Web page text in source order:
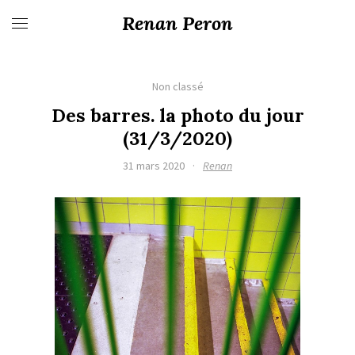
Renan Peron
Non classé
Des barres. la photo du jour
(31/3/2020)
31 mars 2020 · Renan